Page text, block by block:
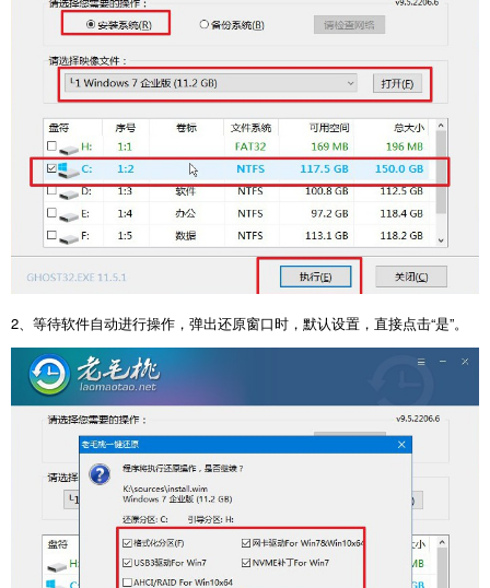
2、等待软件自动进行操作，弹出还原窗口时，默认设置，直接点击“是”。